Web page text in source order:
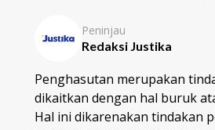
Peninjau
Redaksi Justika
Penghasutan merupakan
dikaitkan dengan hal buruk
Hal ini dikarenakan tindakan